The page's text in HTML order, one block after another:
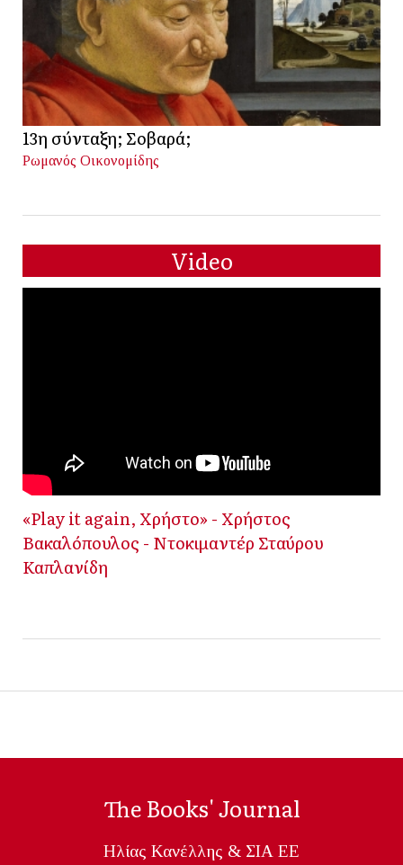
13η σύνταξη; Σοβαρά;
Ρωμανός Οικονομίδης
Video
«Play it again, Χρήστο» - Χρήστος
Βακαλόπουλος - Ντοκιμαντέρ Σταύρου
Καπλανίδη
The Books' Journal
Ηλίας Κανέλλης & ΣΙΑ ΕΕ